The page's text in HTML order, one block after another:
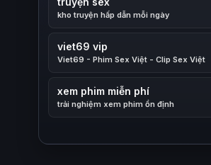
kho truyện hấp dẫn mỗi ngày
viet69 vip
Viet69 - Phim Sex Việt - Clip Sex Việt
xem phim miễn phí
trải nghiệm xem phim ổn định